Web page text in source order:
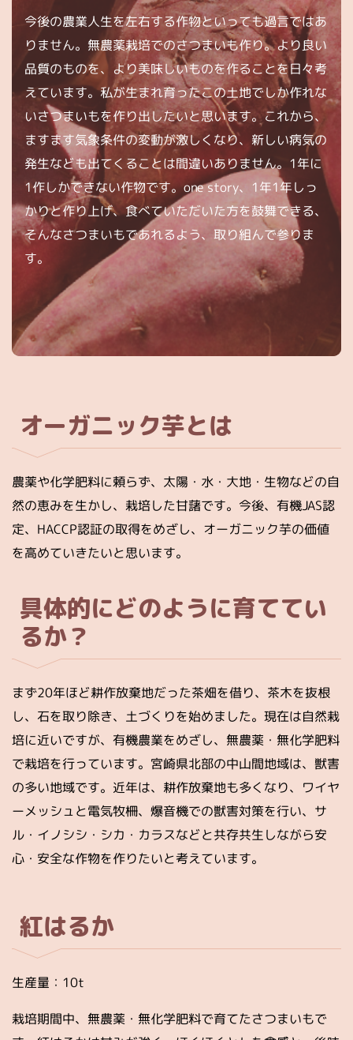
今後の農業人生を左右する作物といっても過言ではあ
りません。無農薬栽培でのさつまいも作り。より良い
品質のものを、より美味しいものを作ることを日々考
えています。私が生まれ育ったこの土地でしか作れな
いさつまいもを作り出したいと思います。これから、
ますます気象条件の変動が激しくなり、新しい病気の
発生なども出てくることは間違いありません。1年に
1作しかできない作物です。one story、1年1年しっ
かりと作り上げ、食べていただいた方を鼓舞できる、
そんなさつまいもであれるよう、取り組んで参りま
す。
オーガニック芋とは
農薬や化学肥料に頼らず、太陽・水・大地・生物などの自
然の恵みを生かし、栽培した甘藷です。今後、有機JAS認
定、HACCP認証の取得をめざし、オーガニック芋の価値
を高めていきたいと思います。
具体的にどのように育ててい
るか？
まず20年ほど耕作放棄地だった茶畑を借り、茶木を抜根
し、石を取り除き、土づくりを始めました。現在は自然栽
培に近いですが、有機農業をめざし、無農薬・無化学肥料
で栽培を行っています。宮崎県北部の中山間地域は、獣害
の多い地域です。近年は、耕作放棄地も多くなり、ワイヤ
ーメッシュと電気牧柵、爆音機での獣害対策を行い、サ
ル・イノシシ・シカ・カラスなどと共存共生しながら安
心・安全な作物を作りたいと考えています。
紅はるか
生産量：10t
栽培期間中、無農薬・無化学肥料で育てたさつまいもで